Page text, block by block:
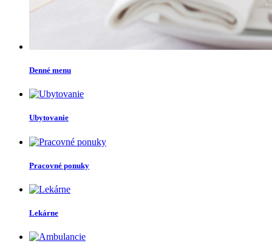
Denné menu
Ubytovanie
Pracovné ponuky
Lekárne